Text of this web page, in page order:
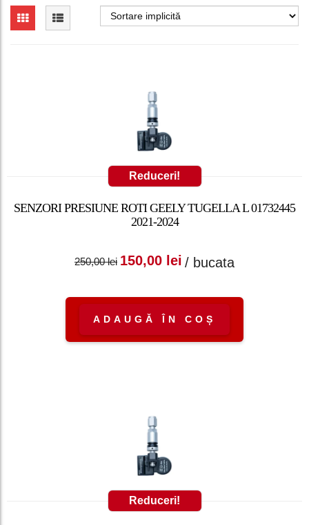
Reduceri!
SENZORI PRESIUNE ROTI GEELY TUGELLA L 01732445
2021-2024
250,00lei
Prețul inițial a fost:
150,00 lei
Prețul curent
/ bucata
ADAUGĂ ÎN COȘ
Reduceri!